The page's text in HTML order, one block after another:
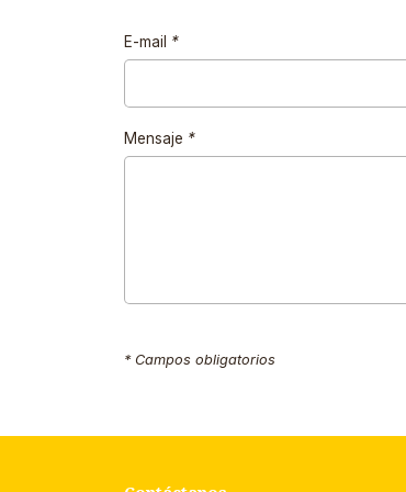
E-mail *
Mensaje *
* Campos obligatorios